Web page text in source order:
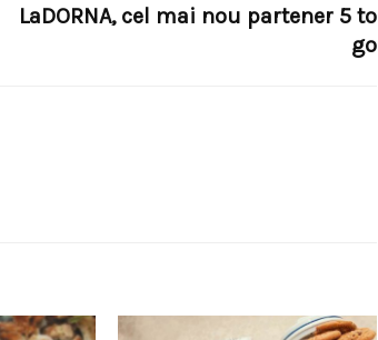
LaDORNA, cel mai nou partener 5 to
go